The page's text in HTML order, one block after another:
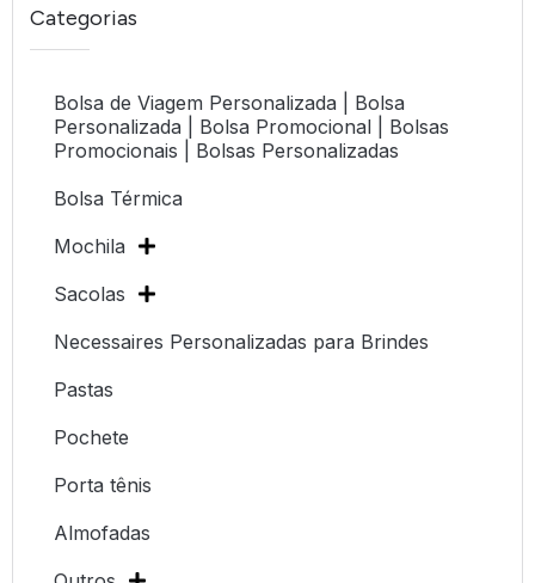
Categorias
Bolsa de Viagem Personalizada | Bolsa
Personalizada | Bolsa Promocional | Bolsas
Promocionais | Bolsas Personalizadas
Bolsa Térmica
Mochila
Sacolas
Necessaires Personalizadas para Brindes
Pastas
Pochete
Porta tênis
Almofadas